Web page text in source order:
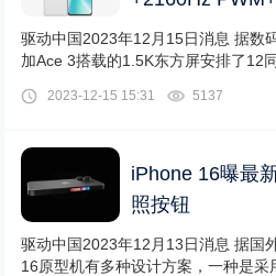
驱动中国2023年12月15日消息 据数码博主@数码闲聊站爆料，一
加Ace 3搭载的1.5K东方屏安排了12
2023-12-15 15:31 5137
iPhone 16曝最
照按钮
驱动中国2023年12月13日消息 据国
16原型机有多种设计方案，一种是采